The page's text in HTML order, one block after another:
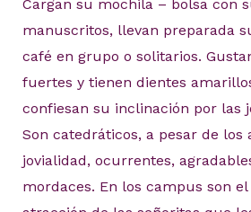
Cargan su mochila – bolsa con
manuscritos, llevan preparada
café en grupo o solitarios.
fuertes y tienen dientes
confiesan su inclinación por las
Son catedráticos, a pesar de los
jovialidad, ocurrentes,
mordaces. En los campus son